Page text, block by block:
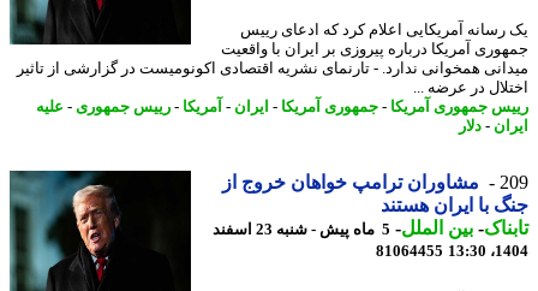
آمریکایی اعلام کرد که ادعای رییس
آمریکا درباره پیروزی بر ایران با واقعیت
همخوانی ندارد. - تارنمای نشریه اقتصادی اکونومیست در گزارشی از تاثیر
در عرضه ...
جمهوری آمریکا- جمهوری آمریکا- ایران - آمریکا- رییس جمهوری- علیه
- دلار
مشاوران ترامپ خواهان خروج از
با ایران هستند
-بین الملل-
5 ماه پیش - شنبه 23 اسفند
81064455